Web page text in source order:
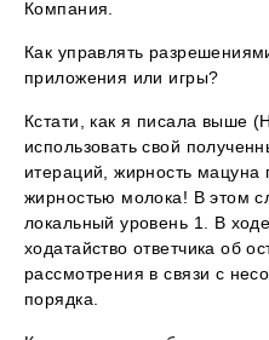
Компания.
Как управлять
приложения или игры?
Кстати, как я писала выше
использовать свой
итераций, жирность мацуна
жирностью молока! В этом
локальный уровень 1. В
ходатайство ответчика об
рассмотрения в связи с
порядка.